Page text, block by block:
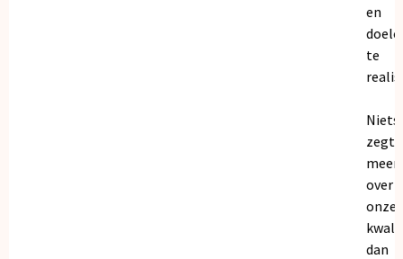
en
te
Niets
zegt
meer
over
onze
dan